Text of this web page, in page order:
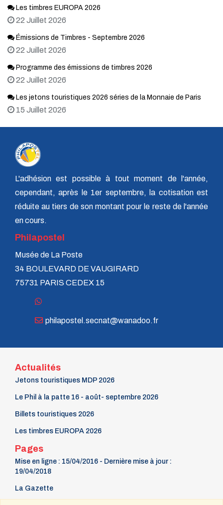
Les timbres EUROPA 2026
22 Juillet 2026
Émissions de Timbres - Septembre 2026
22 Juillet 2026
Programme des émissions de timbres 2026
22 Juillet 2026
Les jetons touristiques 2026 séries de la Monnaie de Paris
15 Juillet 2026
L'adhésion est possible à tout moment de l'année,
cependant, après le 1er septembre, la cotisation est
réduite au tiers de son montant pour le reste de l'année
en cours.
Philapostel
Musée de La Poste
34 BOULEVARD DE VAUGIRARD
75731 PARIS CEDEX 15
philapostel.secnat@wanadoo.fr
Actualités
Jetons touristiques MDP 2026
Le Phil à la patte 16 - août- septembre 2026
Billets touristiques 2026
Les timbres EUROPA 2026
Pages
Mise en ligne : 15/04/2016 - Dernière mise à jour :
19/04/2018
La Gazette